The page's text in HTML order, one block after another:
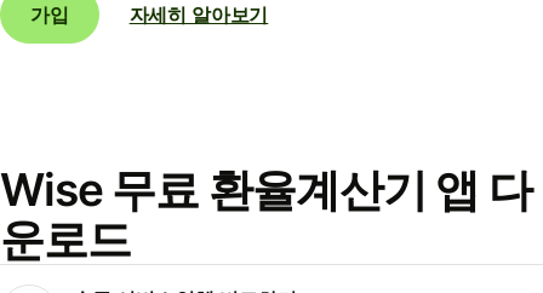
가입
자세히 알아보기
Wise 무료 환율계산기 앱 다
운로드